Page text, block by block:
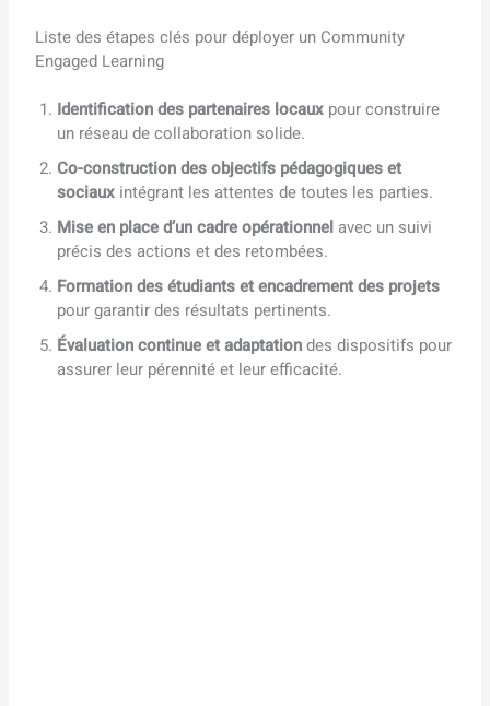
Liste des étapes clés pour déployer un Community
Engaged Learning
Identification des partenaires locaux pour construire
un réseau de collaboration solide.
Co-construction des objectifs pédagogiques et
sociaux intégrant les attentes de toutes les parties.
Mise en place d’un cadre opérationnel avec un suivi
précis des actions et des retombées.
Formation des étudiants et encadrement des projets
pour garantir des résultats pertinents.
Évaluation continue et adaptationdes dispositifs pour
assurer leur pérennité et leur efficacité.